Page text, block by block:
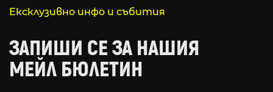
Ексклузивно инфо и събития
ЗАПИШИ СЕ ЗА НАШИЯ
МЕЙЛ БЮЛЕТИН